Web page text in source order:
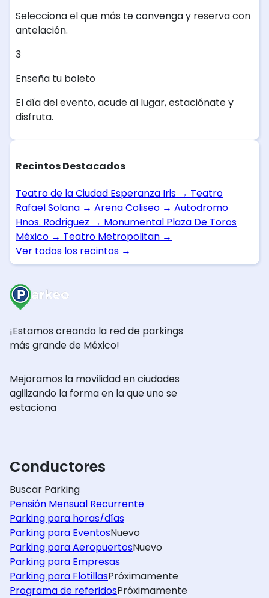
Selecciona el que más te convenga y reserva con
antelación.
3
Enseña tu boleto
El día del evento, acude al lugar, estaciónate y
disfruta.
Recintos Destacados
Teatro de la Ciudad Esperanza Iris → Teatro
Rafael Solana → Arena Coliseo → Autodromo
Hnos. Rodriguez → Monumental Plaza De Toros
México → Teatro Metropolitan →
Ver todos los recintos →
¡Estamos creando la red de parkings
más grande de México!
Mejoramos la movilidad en ciudades
agilizando la forma en la que uno se
estaciona
Conductores
Buscar Parking
Pensión Mensual Recurrente
Parking para horas/días
Parking para EventosNuevo
Parking para AeropuertosNuevo
Parking para Empresas
Parking para FlotillasPróximamente
Programa de referidosPróximamente